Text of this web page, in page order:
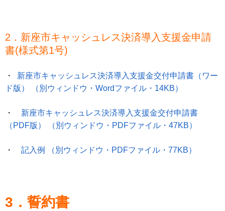
2．新座市キャッシュレス決済導入支援金申請
書(様式第1号)
・ 新座市キャッシュレス決済導入支援金交付申請書（ワー
ド版） （別ウィンドウ・Wordファイル・14KB）
・ 新座市キャッシュレス決済導入支援金交付申請書
（PDF版） （別ウィンドウ・PDFファイル・47KB）
・ 記入例 （別ウィンドウ・PDFファイル・77KB）
3．誓約書